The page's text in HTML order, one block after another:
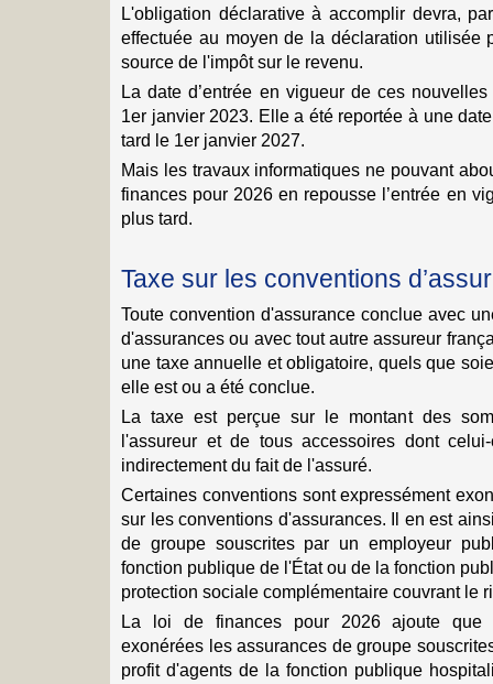
L'obligation déclarative à accomplir devra,
effectuée au moyen de la déclaration utilisée
source de l'impôt sur le revenu.
La date d’entrée en vigueur de ces
1er janvier 2023. Elle a été reportée à une
tard le 1er janvier 2027.
Mais les travaux informatiques ne pouvant
finances pour 2026 en repousse l’entrée en
plus tard.
Taxe sur les conventions
Toute convention d'assurance conclue avec
d'assurances ou avec tout autre assureur
une taxe annuelle et obligatoire, quels que
elle est ou a été conclue.
La taxe est perçue sur le montant des
l'assureur et de tous accessoires dont
indirectement du fait de l'assuré.
Certaines conventions sont expressément
sur les conventions d'assurances. Il en est
de groupe souscrites par un employeur
fonction publique de l'État ou de la fonction
protection sociale complémentaire couvrant le
La loi de finances pour 2026 ajoute que
exonérées les assurances de groupe
profit d'agents de la fonction publique